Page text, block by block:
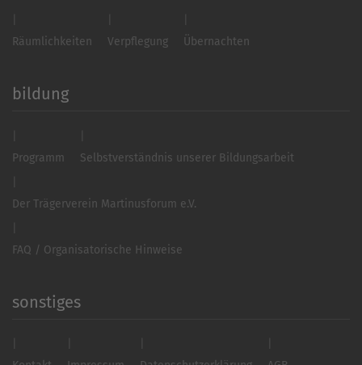
Räumlichkeiten Verpflegung Übernachten
bildung
Programm Selbstverständnis unserer Bildungsarbeit
Der Trägerverein Martinusforum e.V.
FAQ / Organisatorische Hinweise
sonstiges